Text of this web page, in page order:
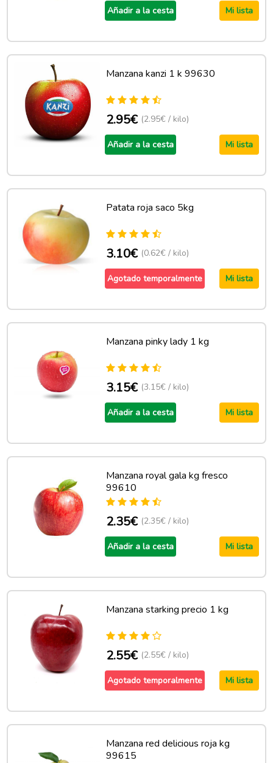
Añadir a la cesta Mi lista
Manzana kanzi 1 k 99630
2.95€ (2.95€ / kilo)
Añadir a la cesta Mi lista
Patata roja saco 5kg
3.10€ (0.62€ / kilo)
Agotado temporalmente Mi lista
Manzana pinky lady 1 kg
3.15€ (3.15€ / kilo)
Añadir a la cesta Mi lista
Manzana royal gala kg fresco
99610
2.35€ (2.35€ / kilo)
Añadir a la cesta Mi lista
Manzana starking precio 1 kg
2.55€ (2.55€ / kilo)
Agotado temporalmente Mi lista
Manzana red delicious roja kg
99615